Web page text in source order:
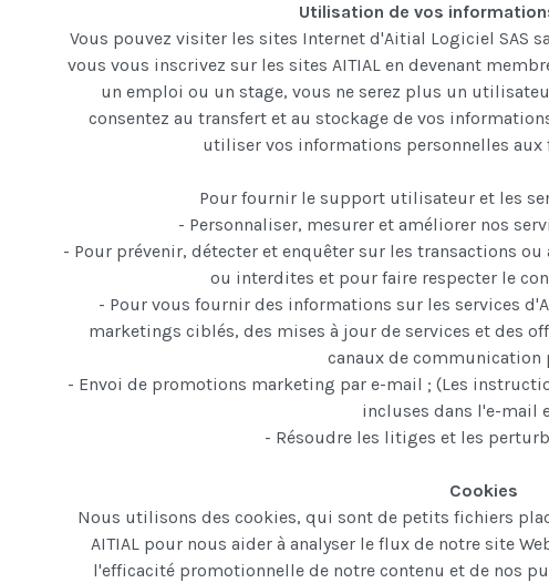
Utilisation de vos
Vous pouvez visiter les sites Internet d'Aitial Logiciel SAS
vous vous inscrivez sur les sites AITIAL en devenant
un emploi ou un stage, vous ne serez plus un
consentez au transfert et au stockage de vos
utiliser vos informations personnelles aux
Pour fournir le support utilisateur et les
- Personnaliser, mesurer et améliorer nos
- Pour prévenir, détecter et enquêter sur les transactions
ou interdites et pour faire respecter le
- Pour vous fournir des informations sur les services
marketings ciblés, des mises à jour de services et des
canaux de communication
- Envoi de promotions marketing par e-mail ; (Les
incluses dans l'e-mail
- Résoudre les litiges et les
Cookies
Nous utilisons des cookies, qui sont de petits fichiers
AITIAL pour nous aider à analyser le flux de notre site
l'efficacité promotionnelle de notre contenu et de nos